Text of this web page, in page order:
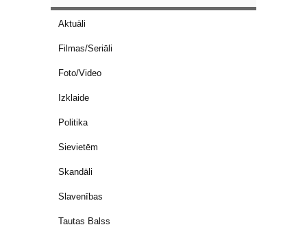
Aktuāli
Filmas/Seriāli
Foto/Video
Izklaide
Politika
Sievietēm
Skandāli
Slavenības
Tautas Balss